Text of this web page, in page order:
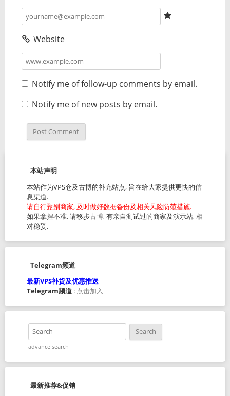
Website
Notify me of follow-up comments by email.
Notify me of new posts by email.
本站声明
本站作为VPS仓及古博的补充站点, 旨在给大家提供更快的信
息渠道.
请自行甄别商家, 及时做好数据备份及相关风险防范措施.
如果拿捏不准, 请移步古博, 有亲自测试过的商家及演示站, 相
对稳妥.
Telegram频道
最新VPS补货及优惠推送
Telegram频道: 点击加入
advance search
最新推荐&促销